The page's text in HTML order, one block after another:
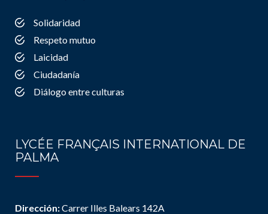
Solidaridad
Respeto mutuo
Laicidad
Ciudadanía
Diálogo entre culturas
LYCÉE FRANÇAIS INTERNATIONAL DE
PALMA
Dirección:Carrer Illes Balears 142A